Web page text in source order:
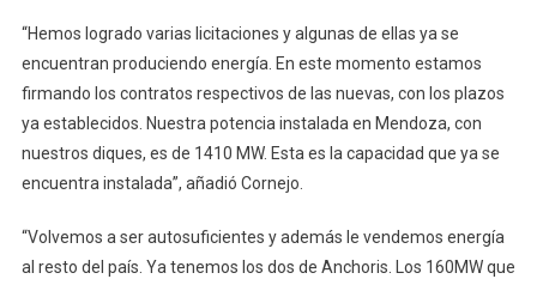
“Hemos logrado varias licitaciones y algunas de ellas ya se
encuentran produciendo energía. En este momento estamos
firmando los contratos respectivos de las nuevas, con los plazos
ya establecidos. Nuestra potencia instalada en Mendoza, con
nuestros diques, es de 1410 MW. Esta es la capacidad que ya se
encuentra instalada”, añadió Cornejo.
“Volvemos a ser autosuficientes y además le vendemos energía
al resto del país. Ya tenemos los dos de Anchoris. Los 160MW que